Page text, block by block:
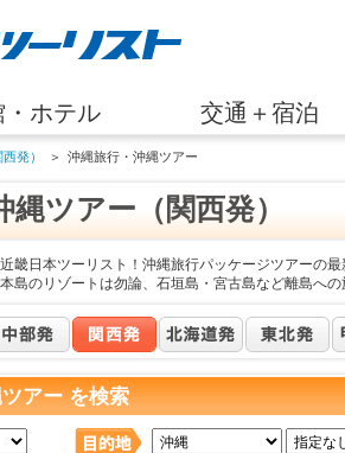
・ホテル 交通＋宿泊
発） ＞ 沖縄旅行・沖縄ツアー
ツアー（関西発）
畿日本ツーリスト！沖縄旅行パッケージツアーの
島のリゾートは勿論、石垣島・宮古島など離島へ
アー を検索